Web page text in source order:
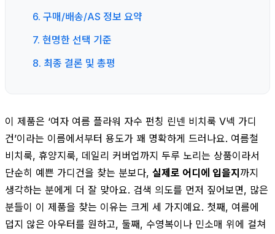
6. 구매/배송/AS 정보 요약
7. 현명한 선택 기준
8. 최종 결론 및 총평
이 제품은 ‘여자 여름 플라워 자수 펀칭 린넨 비치룩 V넥 가디
건’이라는 이름에서부터 용도가 꽤 명확하게 드러나요. 여름철
비치룩, 휴양지룩, 데일리 커버업까지 두루 노리는 상품이라서
단순히 예쁜 가디건을 찾는 분보다, 실제로 어디에 입을지까지
생각하는 분에게 더 잘 맞아요. 검색 의도를 먼저 짚어보면, 많은
분들이 이 제품을 찾는 이유는 크게 세 가지예요. 첫째, 여름에
덥지 않은 아우터를 원하고, 둘째, 수영복이나 민소매 위에 걸쳐